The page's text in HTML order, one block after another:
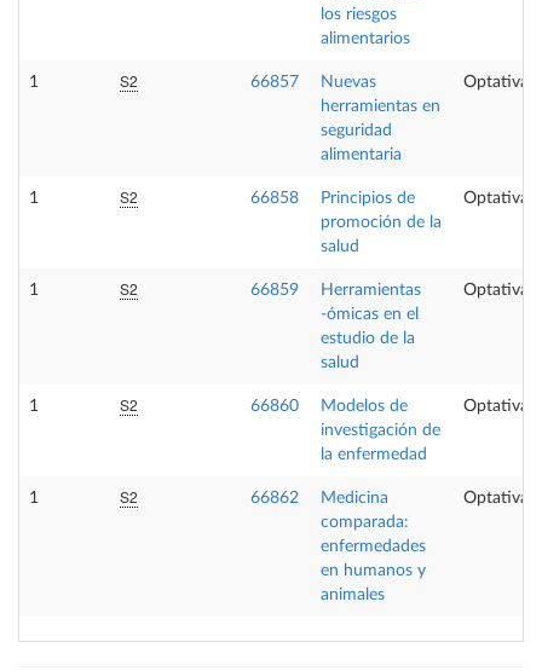
los riesgos
alimentarios
1 S2 66857
Nuevas
herramientas en
seguridad
alimentaria
Optativa
1 S2 66858
Principios de
promoción de la
salud
Optativa
1 S2 66859
Herramientas
-ómicas en el
estudio de la
salud
Optativa
1 S2 66860
Modelos de
investigación de
la enfermedad
Optativa
1 S2 66862
Medicina
comparada:
enfermedades
en humanos y
animales
Optativa